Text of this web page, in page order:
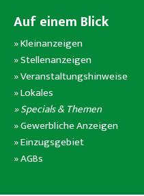
Auf einem Blick
»Kleinanzeigen
»Stellenanzeigen
»Veranstaltungshinweise
»Lokales
» Specials & Themen
»Gewerbliche Anzeigen
»Einzugsgebiet
»AGBs